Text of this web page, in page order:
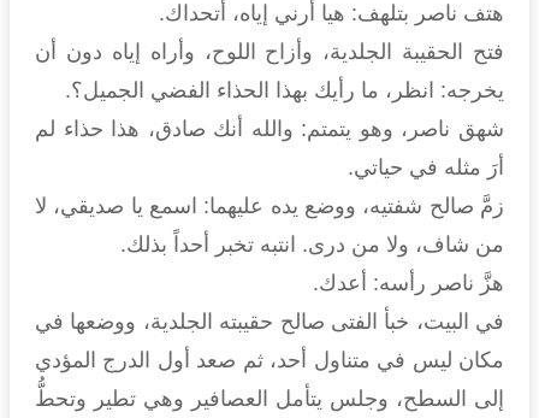
هتف ناصر بتلهف: هيا أرني إياه، أتحداك.
فتح الحقيبة الجلدية، وأزاح اللوح، وأراه إياه دون أن
يخرجه: انظر، ما رأيك بهذا الحذاء الفضي الجميل؟.
شهق ناصر، وهو يتمتم: والله أنك صادق، هذا حذاء لم
أرَ مثله في حياتي.
زمَّ صالح شفتيه، ووضع يده عليهما: اسمع يا صديقي، لا
من شاف، ولا من درى. انتبه تخبر أحداً بذلك.
هزَّ ناصر رأسه: أعدك.
في البيت، خبأ الفتى صالح حقيبته الجلدية، ووضعها في
مكان ليس في متناول أحد، ثم صعد أول الدرج المؤدي
إلى السطح، وجلس يتأمل العصافير وهي تطير وتحطُّ